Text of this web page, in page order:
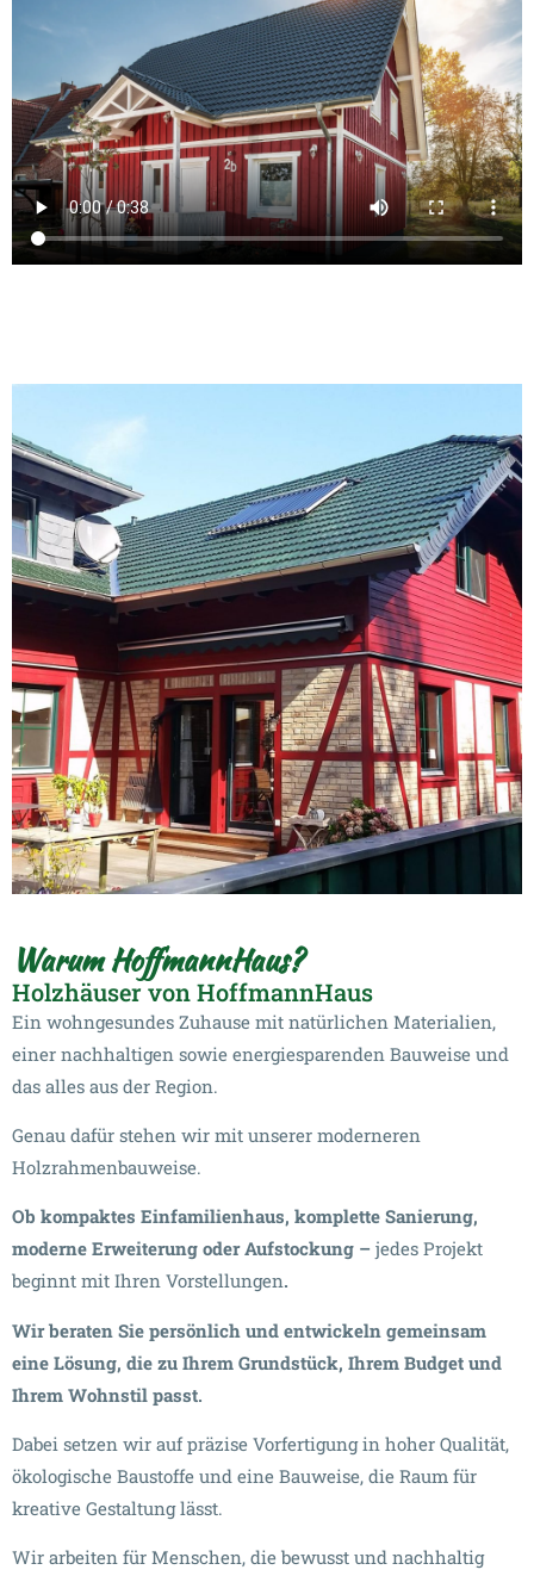
Warum HoffmannHaus?
Holzhäuser von HoffmannHaus
Ein wohngesundes Zuhause mit natürlichen Materialien,
einer nachhaltigen sowie energiesparenden Bauweise und
das alles aus der Region.
Genau dafür stehen wir mit unserer moderneren
Holzrahmenbauweise.
Ob kompaktes Einfamilienhaus, komplette Sanierung,
moderne Erweiterung oder Aufstockung – jedes Projekt
beginnt mit Ihren Vorstellungen.
Wir beraten Sie persönlich und entwickeln gemeinsam
eine Lösung, die zu Ihrem Grundstück, Ihrem Budget und
Ihrem Wohnstil passt.
Dabei setzen wir auf präzise Vorfertigung in hoher Qualität,
ökologische Baustoffe und eine Bauweise, die Raum für
kreative Gestaltung lässt.
Wir arbeiten für Menschen, die bewusst und nachhaltig